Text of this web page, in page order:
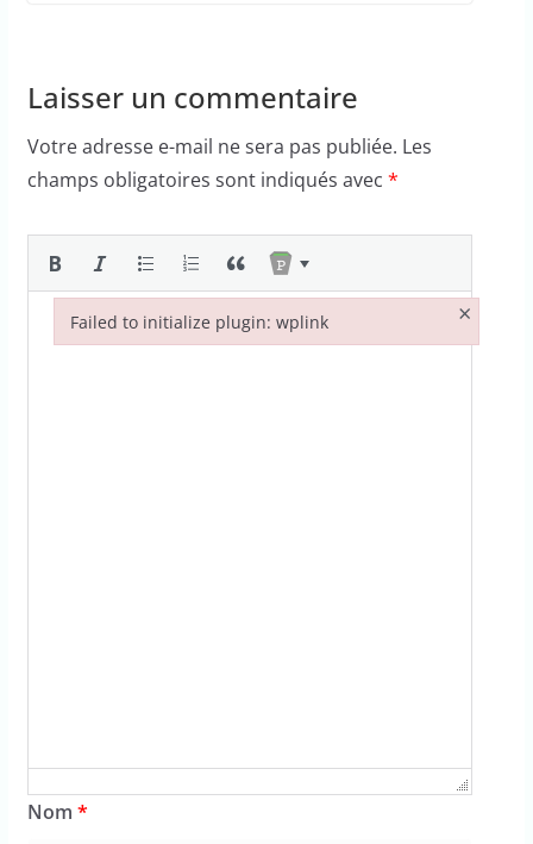
Laisser un commentaire
Votre adresse e-mail ne sera pas publiée. Les
champs obligatoires sont indiqués avec *
Nom *
Failed to initialize plugin: wplink ×
Failed to initialize plugin: wplink